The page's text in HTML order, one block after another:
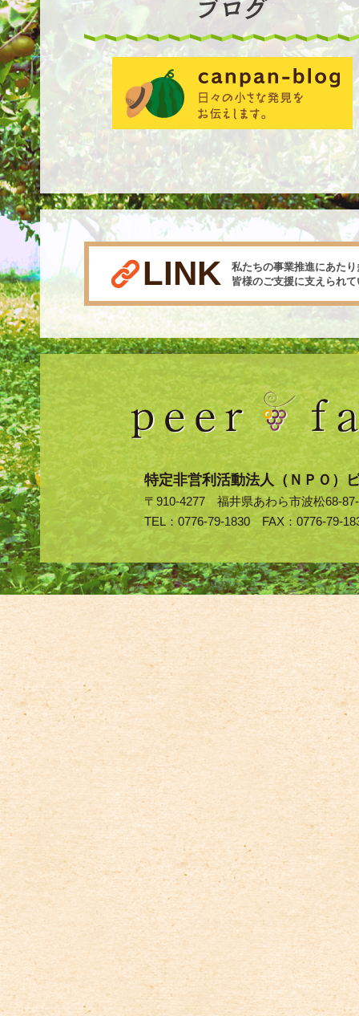
LINK
私たちの事業推進にあた
皆様のご支援に支えられ
特定非営利活動法人（ＮＰＯ）
〒910-4277 福井県あわら市波松68-
TEL：0776-79-1830 FAX：0776-79-